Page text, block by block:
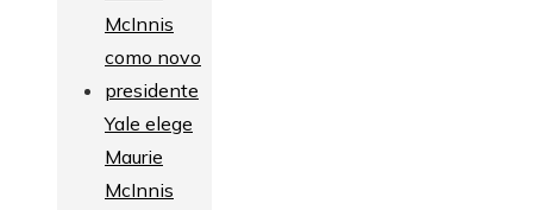
Yale elege
Maurie
McInnis